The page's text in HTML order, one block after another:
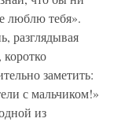
люблю тебя».
разглядывая
заметить:
с мальчиком!»
из